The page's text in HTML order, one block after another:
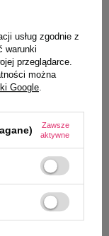
na
usług zgodnie z
warunki
przeglądarce.
można
Google
Zawsze
aktywne